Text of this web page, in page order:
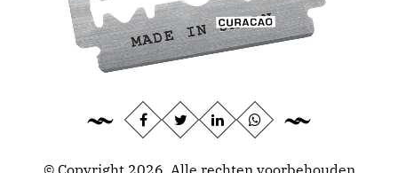
© Copyright 2026, Alle rechten voorbehouden